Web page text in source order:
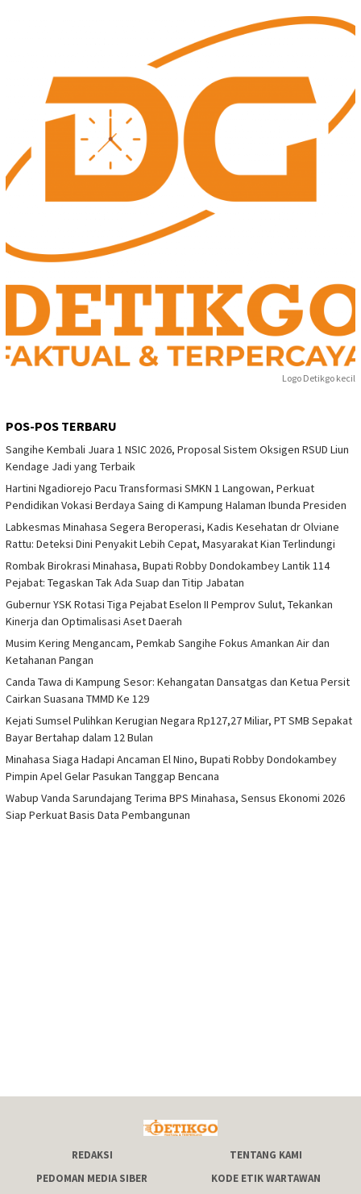
Logo Detikgo kecil
POS-POS TERBARU
Sangihe Kembali Juara 1 NSIC 2026, Proposal Sistem Oksigen RSUD Liun
Kendage Jadi yang Terbaik
Hartini Ngadiorejo Pacu Transformasi SMKN 1 Langowan, Perkuat
Pendidikan Vokasi Berdaya Saing di Kampung Halaman Ibunda Presiden
Labkesmas Minahasa Segera Beroperasi, Kadis Kesehatan dr Olviane
Rattu: Deteksi Dini Penyakit Lebih Cepat, Masyarakat Kian Terlindungi
Rombak Birokrasi Minahasa, Bupati Robby Dondokambey Lantik 114
Pejabat: Tegaskan Tak Ada Suap dan Titip Jabatan
Gubernur YSK Rotasi Tiga Pejabat Eselon II Pemprov Sulut, Tekankan
Kinerja dan Optimalisasi Aset Daerah
Musim Kering Mengancam, Pemkab Sangihe Fokus Amankan Air dan
Ketahanan Pangan
Canda Tawa di Kampung Sesor: Kehangatan Dansatgas dan Ketua Persit
Cairkan Suasana TMMD Ke 129
Kejati Sumsel Pulihkan Kerugian Negara Rp127,27 Miliar, PT SMB Sepakat
Bayar Bertahap dalam 12 Bulan
Minahasa Siaga Hadapi Ancaman El Nino, Bupati Robby Dondokambey
Pimpin Apel Gelar Pasukan Tanggap Bencana
Wabup Vanda Sarundajang Terima BPS Minahasa, Sensus Ekonomi 2026
Siap Perkuat Basis Data Pembangunan
REDAKSI
TENTANG KAMI
PEDOMAN MEDIA SIBER
KODE ETIK WARTAWAN